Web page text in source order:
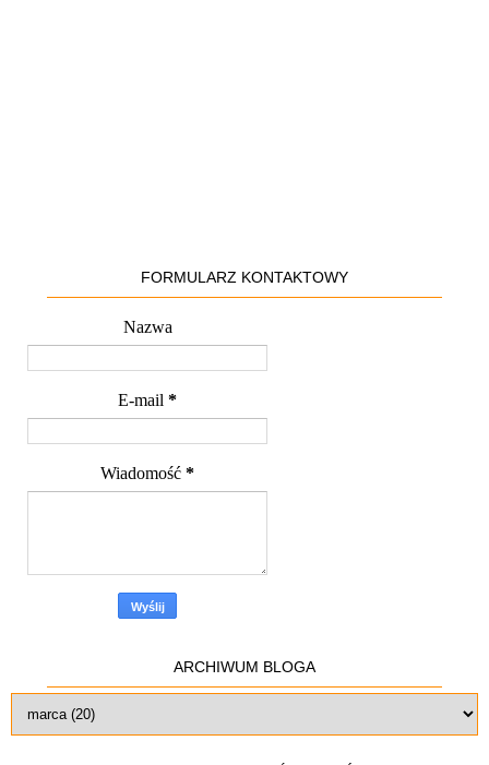
FORMULARZ KONTAKTOWY
Nazwa
E-mail *
Wiadomość *
ARCHIWUM BLOGA